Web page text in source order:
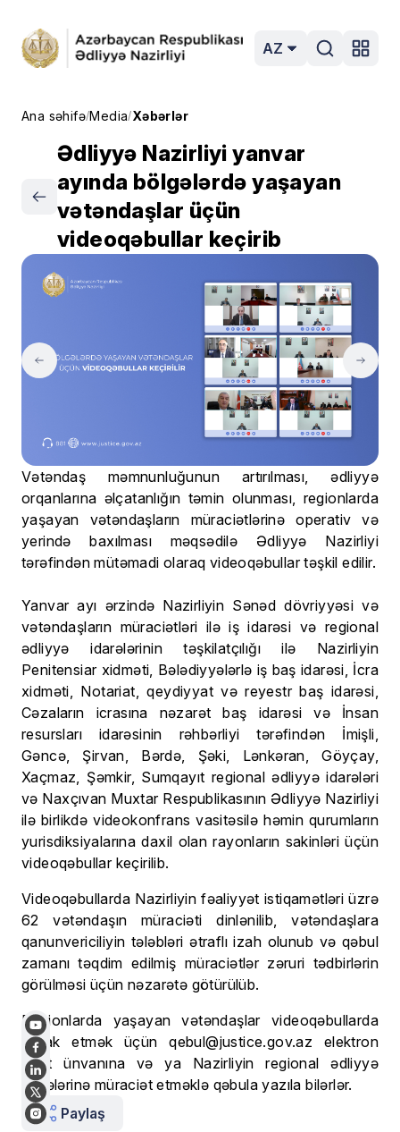
AZ
Ana səhifə/Media/Xəbərlər
Ədliyyə Nazirliyi yanvar
ayında bölgələrdə yaşayan
vətəndaşlar üçün
videoqəbullar keçirib
Vətəndaş məmnunluğunun artırılması, ədliyyə
orqanlarına əlçatanlığın təmin olunması, regionlarda
yaşayan vətəndaşların müraciətlərinə operativ və
yerində baxılması məqsədilə Ədliyyə Nazirliyi
tərəfindən mütəmadi olaraq videoqəbullar təşkil edilir.
Yanvar ayı ərzində Nazirliyin Sənəd dövriyyəsi və
vətəndaşların müraciətləri ilə iş idarəsi və regional
ədliyyə idarələrinin təşkilatçılığı ilə Nazirliyin
Penitensiar xidməti, Bələdiyyələrlə iş baş idarəsi, İcra
xidməti, Notariat, qeydiyyat və reyestr baş idarəsi,
Cəzaların icrasına nəzarət baş idarəsi və İnsan
resursları idarəsinin rəhbərliyi tərəfindən İmişli,
Gəncə, Şirvan, Bərdə, Şəki, Lənkəran, Göyçay,
Xaçmaz, Şəmkir, Sumqayıt regional ədliyyə idarələri
və Naxçıvan Muxtar Respublikasının Ədliyyə Nazirliyi
ilə birlikdə videokonfrans vasitəsilə həmin qurumların
yurisdiksiyalarına daxil olan rayonların sakinləri üçün
videoqəbullar keçirilib.
Videoqəbullarda Nazirliyin fəaliyyət istiqamətləri üzrə
62 vətəndaşın müraciəti dinlənilib, vətəndaşlara
qanunvericiliyin tələbləri ətraflı izah olunub və qəbul
zamanı təqdim edilmiş müraciətlər zəruri tədbirlərin
görülməsi üçün nəzarətə götürülüb.
Regionlarda yaşayan vətəndaşlar videoqəbullarda
iştirak etmək üçün qebul@justice.gov.az elektron
poçt ünvanına və ya Nazirliyin regional ədliyyə
idarələrinə müraciət etməklə qəbula yazıla bilərlər.
Paylaş